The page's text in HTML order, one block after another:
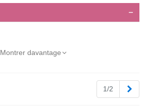
Montrer davantage
1/2